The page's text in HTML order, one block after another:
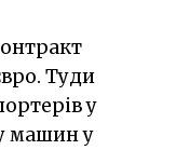
Туди
у
машин у